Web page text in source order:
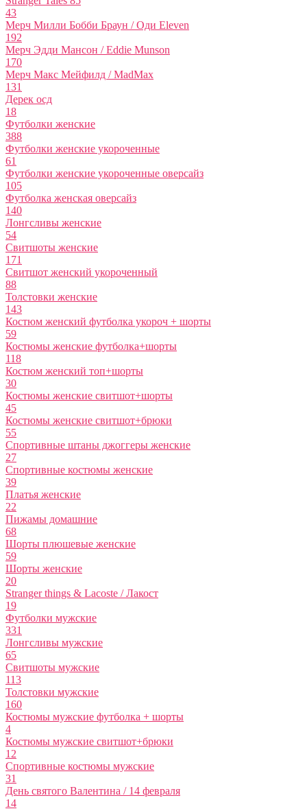
43
Мерч Милли Бобби Браун / Оди Eleven
192
Мерч Эдди Мансон / Eddie Munson
170
Мерч Макс Мейфилд / MadMax
131
Дерек осд
18
Футболки женские
388
Футболки женские укороченные
61
Футболки женские укороченные оверсайз
105
Футболка женская оверсайз
140
Лонгсливы женские
54
Свитшоты женские
171
Свитшот женский укороченный
88
Толстовки женские
143
Костюм женский футболка укороч + шорты
59
Костюмы женские футболка+шорты
118
Костюм женский топ+шорты
30
Костюмы женские свитшот+шорты
45
Костюмы женские свитшот+брюки
55
Спортивные штаны джоггеры женские
27
Спортивные костюмы женские
39
Платья женские
22
Пижамы домашние
68
Шорты плюшевые женские
59
Шорты женские
20
Stranger things & Lacoste / Лакост
19
Футболки мужские
331
Лонгсливы мужские
65
Свитшоты мужские
113
Толстовки мужские
160
Костюмы мужские футболка + шорты
4
Костюмы мужские свитшот+брюки
12
Спортивные костюмы мужские
31
День святого Валентина / 14 февраля
14